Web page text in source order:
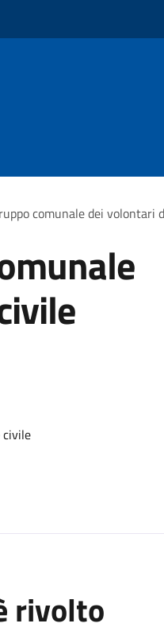
comunale dei volontari
civile
rivolto